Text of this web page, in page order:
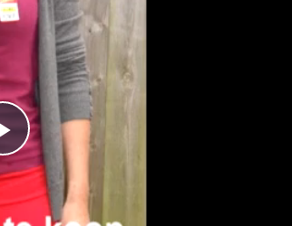
Play
Video